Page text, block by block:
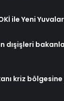
ile Yeni Yuvalar
dışişleri
kriz